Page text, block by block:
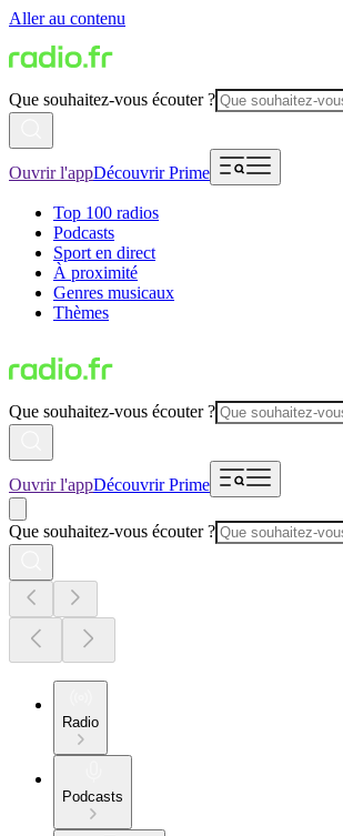
Aller au contenu
Que souhaitez-vous écouter ?
Ouvrir l'appDécouvrir Prime
Top 100 radios
Podcasts
Sport en direct
À proximité
Genres musicaux
Thèmes
Que souhaitez-vous écouter ?
Ouvrir l'appDécouvrir Prime
Que souhaitez-vous écouter ?
Radio
Podcasts